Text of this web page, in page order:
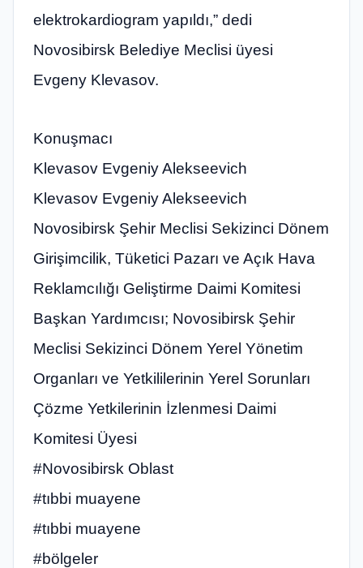
elektrokardiogram yapıldı,” dedi
Novosibirsk Belediye Meclisi üyesi
Evgeny Klevasov.
Konuşmacı
Klevasov Evgeniy Alekseevich
Klevasov Evgeniy Alekseevich
Novosibirsk Şehir Meclisi Sekizinci Dönem
Girişimcilik, Tüketici Pazarı ve Açık Hava
Reklamcılığı Geliştirme Daimi Komitesi
Başkan Yardımcısı; Novosibirsk Şehir
Meclisi Sekizinci Dönem Yerel Yönetim
Organları ve Yetkililerinin Yerel Sorunları
Çözme Yetkilerinin İzlenmesi Daimi
Komitesi Üyesi
#Novosibirsk Oblast
#tıbbi muayene
#tıbbi muayene
#bölgeler